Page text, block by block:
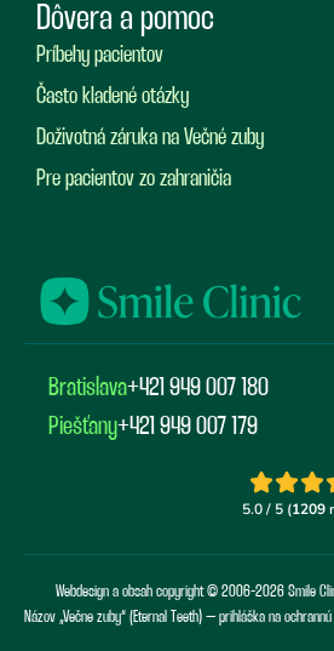
Dôvera a pomoc
Príbehy pacientov
Často kladené otázky
Doživotná záruka na Večné zuby
Pre pacientov zo zahraničia
Bratislava+421 949 007 180
Piešťany+421 949 007 179
Webdesign a obsah copyright © 2006-2026 Smile
Názov „Večne zuby“ (Eternal Teeth) – prihláška na